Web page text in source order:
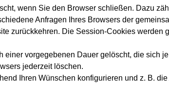
wenn Sie den Browser schließen. Dazu
Anfragen Ihres Browsers der
zurückkehren. Die Session-Cookies werden
vorgegebenen Dauer gelöscht, die sich
jederzeit löschen.
Ihren Wünschen konfigurieren und z. B.